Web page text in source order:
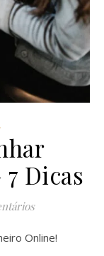
Dicas
Online!